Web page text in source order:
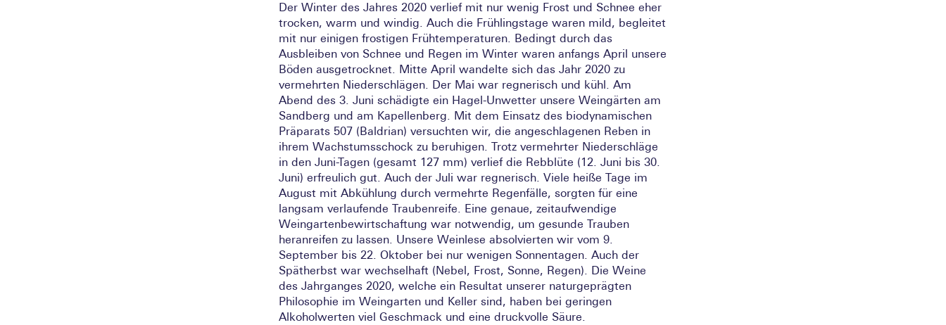
Der Winter des Jahres 2020 verlief mit nur wenig Frost und Schnee eher
trocken, warm und windig. Auch die Frühlingstage waren mild, begleitet
mit nur einigen frostigen Frühtemperaturen. Bedingt durch das
Ausbleiben von Schnee und Regen im Winter waren anfangs April unsere
Böden ausgetrocknet. Mitte April wandelte sich das Jahr 2020 zu
vermehrten Niederschlägen. Der Mai war regnerisch und kühl. Am
Abend des 3. Juni schädigte ein Hagel-Unwetter unsere Weingärten am
Sandberg und am Kapellenberg. Mit dem Einsatz des biodynamischen
Präparats 507 (Baldrian) versuchten wir, die angeschlagenen Reben in
ihrem Wachstumsschock zu beruhigen. Trotz vermehrter Niederschläge
in den Juni-Tagen (gesamt 127 mm) verlief die Rebblüte (12. Juni bis 30.
Juni) erfreulich gut. Auch der Juli war regnerisch. Viele heiße Tage im
August mit Abkühlung durch vermehrte Regenfälle, sorgten für eine
langsam verlaufende Traubenreife. Eine genaue, zeitaufwendige
Weingartenbewirtschaftung war notwendig, um gesunde Trauben
heranreifen zu lassen. Unsere Weinlese absolvierten wir vom 9.
September bis 22. Oktober bei nur wenigen Sonnentagen. Auch der
Spätherbst war wechselhaft (Nebel, Frost, Sonne, Regen). Die Weine
des Jahrganges 2020, welche ein Resultat unserer naturgeprägten
Philosophie im Weingarten und Keller sind, haben bei geringen
Alkoholwerten viel Geschmack und eine druckvolle Säure.